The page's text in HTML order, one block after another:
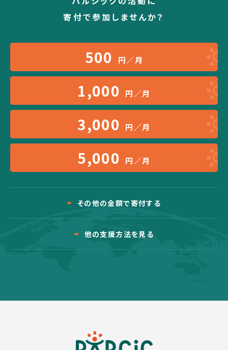
寄付で参加しませんか？
500 円／月
1,000 円／月
3,000 円／月
5,000 円／月
その他の金額で寄付する
他の支援方法を見る